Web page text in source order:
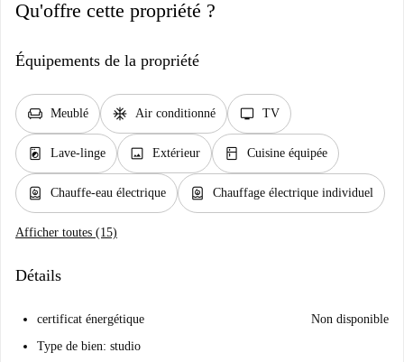
Qu'offre cette propriété ?
Équipements de la propriété
chair Meublé ac_unit Air conditionné tv TV
local_laundry_service Lave-linge image Extérieur kitchen Cuisine équipée
water_heater Chauffe-eau électrique water_heater Chauffage électrique individuel
Afficher toutes (15)
Détails
certificat énergétique
Non disponible
Type de bien: studio